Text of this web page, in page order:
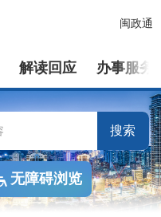
闽政通
解读回应 办事服务
搜索
无障碍浏览